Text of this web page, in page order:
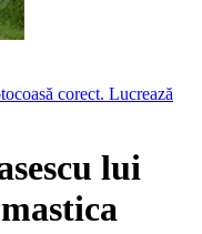
corect. Lucrează
lui